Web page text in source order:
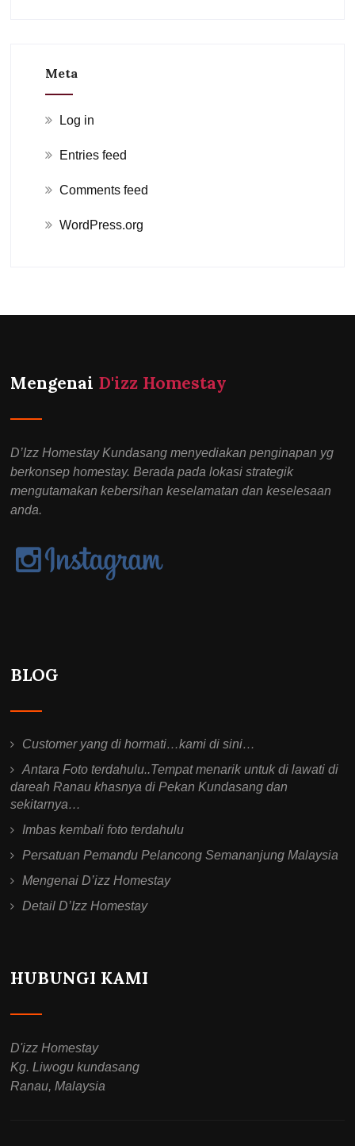
Meta
Log in
Entries feed
Comments feed
WordPress.org
Mengenai D'izz Homestay
D’Izz Homestay Kundasang menyediakan penginapan yg
berkonsep homestay. Berada pada lokasi strategik
mengutamakan kebersihan keselamatan dan keselesaan
anda.
BLOG
Customer yang di hormati…kami di sini…
Antara Foto terdahulu..Tempat menarik untuk di lawati di
dareah Ranau khasnya di Pekan Kundasang dan
sekitarnya…
Imbas kembali foto terdahulu
Persatuan Pemandu Pelancong Semananjung Malaysia
Mengenai D’izz Homestay
Detail D’Izz Homestay
HUBUNGI KAMI
D'izz Homestay
Kg. Liwogu kundasang
Ranau, Malaysia